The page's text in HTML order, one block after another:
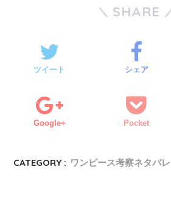
SHARE
ツイート シェア
Google+ Pocket
CATEGORY : ワンピース考察ネタバレ